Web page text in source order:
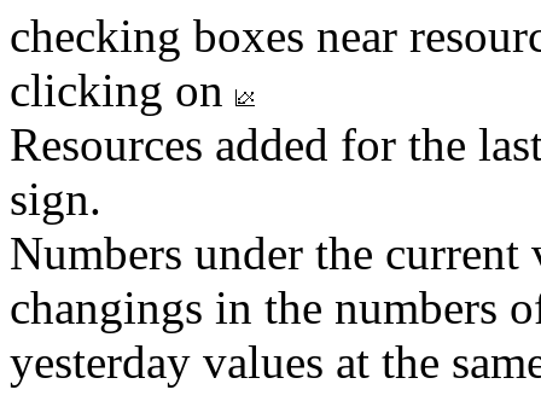
checking boxes near
clicking on
Resources added for the
sign.
Numbers under the
changings in the numbers
yesterday values at the